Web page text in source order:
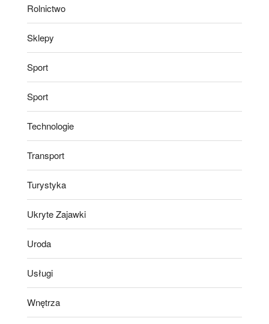
Rolnictwo
Sklepy
Sport
Sport
Technologie
Transport
Turystyka
Ukryte Zajawki
Uroda
Usługi
Wnętrza